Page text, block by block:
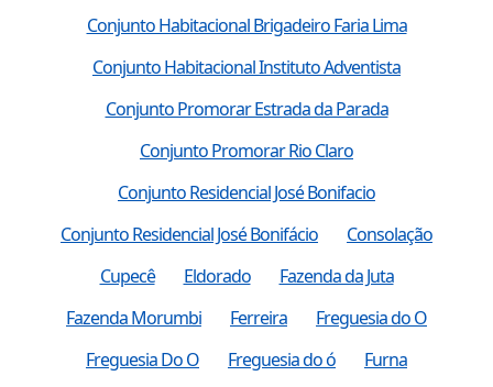
Conjunto Habitacional Brigadeiro Faria Lima
Conjunto Habitacional Instituto Adventista
Conjunto Promorar Estrada da Parada
Conjunto Promorar Rio Claro
Conjunto Residencial José Bonifacio
Conjunto Residencial José Bonifácio
Consolação
Cupecê
Eldorado
Fazenda da Juta
Fazenda Morumbi
Ferreira
Freguesia do O
Freguesia Do O
Freguesia do ó
Furna